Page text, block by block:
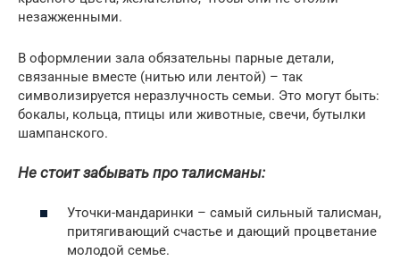
незажженными.
В оформлении зала обязательны парные детали,
связанные вместе (нитью или лентой) – так
символизируется неразлучность семьи. Это могут быть:
бокалы, кольца, птицы или животные, свечи, бутылки
шампанского.
Не стоит забывать про талисманы:
Уточки-мандаринки – самый сильный талисман,
притягивающий счастье и дающий процветание
молодой семье.